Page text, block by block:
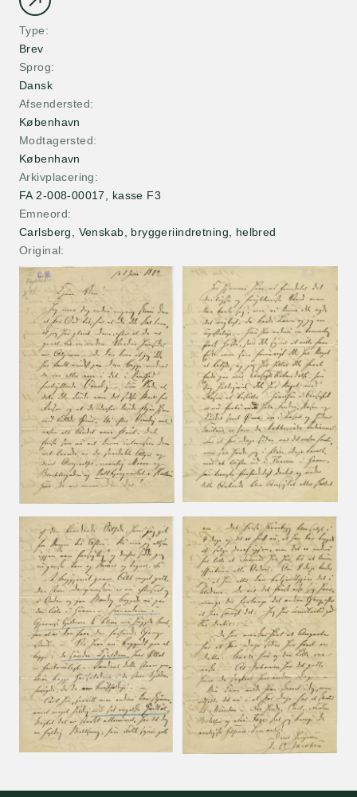
Type
Brev
Sprog
Dansk
Afsendersted
København
Modtagersted
København
Arkivplacering
FA 2-008-00017, kasse F3
Emneord
Carlsberg, Venskab, bryggeriindretning, helbred
Original